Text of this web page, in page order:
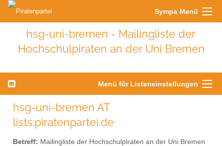
Sympa Menü
hsg-uni-bremen - Mailingliste der
Hochschulpiraten an der Uni Bremen
Menü für Listeneinstellungen
hsg-uni-bremen AT
lists.piratenpartei.de
Betreff: Mailingliste der Hochschulpiraten an der Uni Bremen